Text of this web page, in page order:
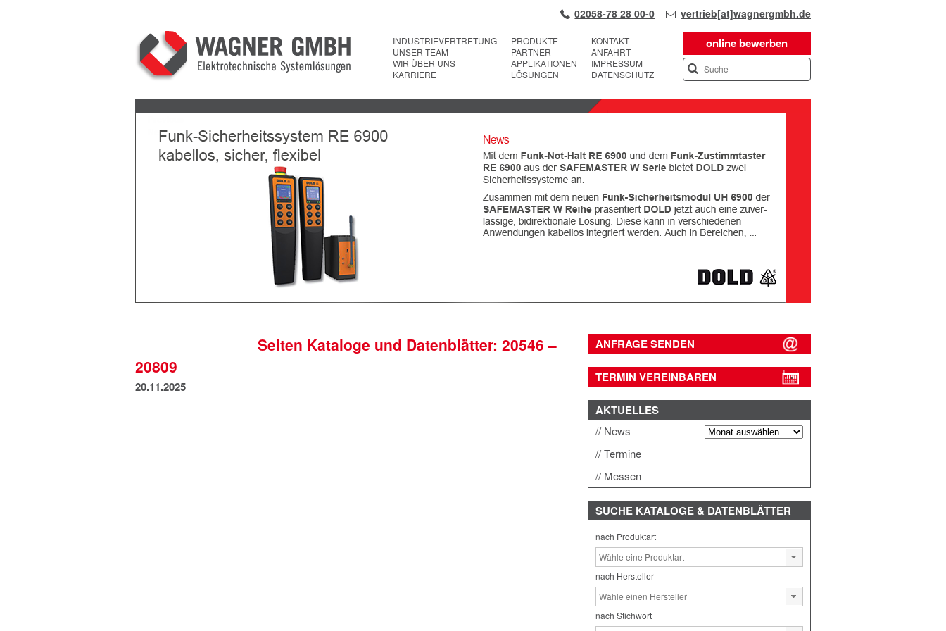
02058-78 28 00-0 vertrieb[at]wagnergmbh.de
online bewerben
INDUSTRIEVERTRETUNG
UNSER TEAM
WIR ÜBER UNS
KARRIERE
PRODUKTE
PARTNER
APPLIKATIONEN
LÖSUNGEN
KONTAKT
ANFAHRT
IMPRESSUM
DATENSCHUTZ
Next
Seiten Kataloge und Datenblätter: 20546 –
20809
20.11.2025
ANFRAGE SENDEN
TERMIN VEREINBAREN
AKTUELLES
News
Termine
Messen
SUCHE KATALOGE & DATENBLÄTTER
nach Produktart
nach Hersteller
nach Stichwort